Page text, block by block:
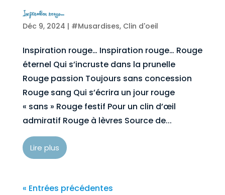
Inspiration rouge…
Déc 9, 2024 | #Musardises, Clin d'oeil
Inspiration rouge… Inspiration rouge… Rouge
éternel Qui s’incruste dans la prunelle
Rouge passion Toujours sans concession
Rouge sang Qui s’écrira un jour rouge
« sans » Rouge festif Pour un clin d’œil
admiratif Rouge à lèvres Source de...
Lire plus
« Entrées précédentes